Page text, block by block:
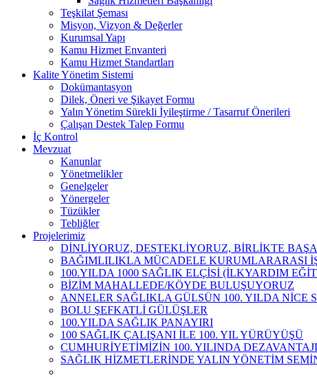
Teşkilat Şeması
Misyon, Vizyon & Değerler
Kurumsal Yapı
Kamu Hizmet Envanteri
Kamu Hizmet Standartları
Kalite Yönetim Sistemi
Dokümantasyon
Dilek, Öneri ve Şikayet Formu
Yalın Yönetim Sürekli İyileştirme / Tasarruf Önerileri
Çalışan Destek Talep Formu
İç Kontrol
Mevzuat
Kanunlar
Yönetmelikler
Genelgeler
Yönergeler
Tüzükler
Tebliğler
Projelerimiz
DİNLİYORUZ, DESTEKLİYORUZ, BİRLİKTE
BAĞIMLILIKLA MÜCADELE KURUMLARARASI
100.YILDA 1000 SAĞLIK ELÇİSİ (İLKYARDIM
BİZİM MAHALLEDE/KÖYDE BULUŞUYORUZ
ANNELER SAĞLIKLA GÜLSÜN 100. YILDA
BOLU ŞEFKATLİ GÜLÜŞLER
100.YILDA SAĞLIK PANAYIRI
100 SAĞLIK ÇALIŞANI İLE 100. YIL YÜRÜYÜŞÜ
CUMHURİYETİMİZİN 100. YILINDA
SAĞLIK HİZMETLERİNDE YALIN YÖNETİM